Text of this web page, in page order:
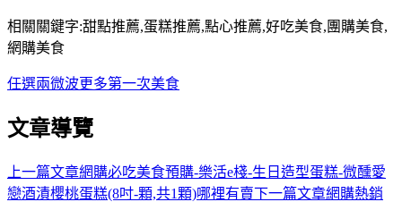
相關關鍵字:甜點推薦,蛋糕推薦,點心推薦,好吃美食,團購美食,
網購美食
任選兩微波更多第一次美食
文章導覽
上一篇文章網購必吃美食預購-樂活e棧-生日造型蛋糕-微醺愛
戀酒漬櫻桃蛋糕(8吋-顆,共1顆)哪裡有賣下一篇文章網購熱銷